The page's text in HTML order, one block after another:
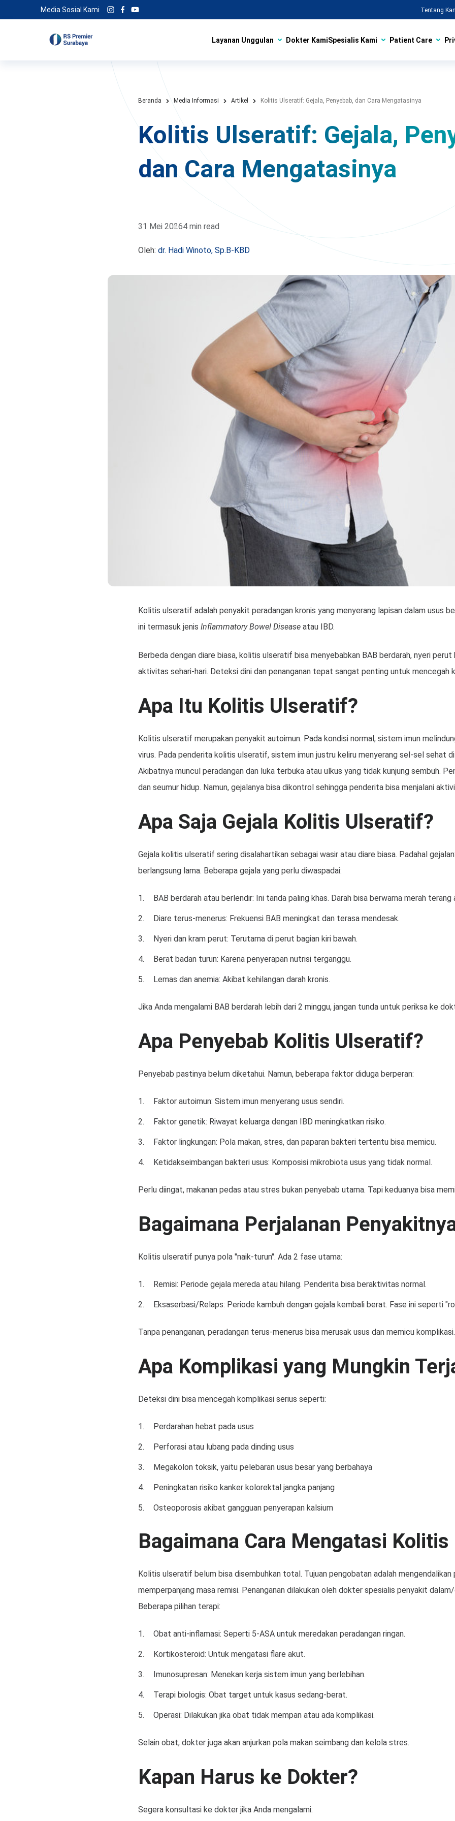
Media Sosial Kami Tentang
Layanan Unggulan Dokter KamiSpesialis Kami Patient Care
Beranda Media Informasi Artikel Kolitis Ulseratif: Gejala, Penyebab, dan Cara Mengatasinya
Kolitis Ulseratif: Gejala,
dan Cara Mengatasinya
31 Mei 20264 min read
Oleh: dr. Hadi Winoto, Sp.B-KBD
Kolitis ulseratif adalah penyakit peradangan kronis yang menyerang lapisan dalam usus
ini termasuk jenis Inflammatory Bowel Disease atau IBD.
Berbeda dengan diare biasa, kolitis ulseratif bisa menyebabkan BAB berdarah, nyeri
aktivitas sehari-hari. Deteksi dini dan penanganan tepat sangat penting untuk mencegah
Apa Itu Kolitis Ulseratif?
Kolitis ulseratif merupakan penyakit autoimun. Pada kondisi normal, sistem imun
virus. Pada penderita kolitis ulseratif, sistem imun justru keliru menyerang sel-sel sehat di
Akibatnya muncul peradangan dan luka terbuka atau ulkus yang tidak kunjung sembuh.
dan seumur hidup. Namun, gejalanya bisa dikontrol sehingga penderita bisa menjalani
Apa Saja Gejala Kolitis Ulseratif?
Gejala kolitis ulseratif sering disalahartikan sebagai wasir atau diare biasa. Padahal
berlangsung lama. Beberapa gejala yang perlu diwaspadai:
BAB berdarah atau berlendir: Ini tanda paling khas. Darah bisa berwarna merah terang
Diare terus-menerus: Frekuensi BAB meningkat dan terasa mendesak.
Nyeri dan kram perut: Terutama di perut bagian kiri bawah.
Berat badan turun: Karena penyerapan nutrisi terganggu.
Lemas dan anemia: Akibat kehilangan darah kronis.
Jika Anda mengalami BAB berdarah lebih dari 2 minggu, jangan tunda untuk periksa ke
Apa Penyebab Kolitis Ulseratif?
Penyebab pastinya belum diketahui. Namun, beberapa faktor diduga berperan:
Faktor autoimun: Sistem imun menyerang usus sendiri.
Faktor genetik: Riwayat keluarga dengan IBD meningkatkan risiko.
Faktor lingkungan: Pola makan, stres, dan paparan bakteri tertentu bisa memicu.
Ketidakseimbangan bakteri usus: Komposisi mikrobiota usus yang tidak normal.
Perlu diingat, makanan pedas atau stres bukan penyebab utama. Tapi keduanya bisa
Bagaimana Perjalanan
Kolitis ulseratif punya pola "naik-turun". Ada 2 fase utama:
Remisi: Periode gejala mereda atau hilang. Penderita bisa beraktivitas normal.
Eksaserbasi/Relaps: Periode kambuh dengan gejala kembali berat. Fase ini seperti
Tanpa penanganan, peradangan terus-menerus bisa merusak usus dan memicu komplikasi.
Apa Komplikasi yang Mungkin
Deteksi dini bisa mencegah komplikasi serius seperti:
Perdarahan hebat pada usus
Perforasi atau lubang pada dinding usus
Megakolon toksik, yaitu pelebaran usus besar yang berbahaya
Peningkatan risiko kanker kolorektal jangka panjang
Osteoporosis akibat gangguan penyerapan kalsium
Bagaimana Cara Mengatasi
Kolitis ulseratif belum bisa disembuhkan total. Tujuan pengobatan adalah mengendalikan
memperpanjang masa remisi. Penanganan dilakukan oleh dokter spesialis penyakit
Beberapa pilihan terapi:
Obat anti-inflamasi: Seperti 5-ASA untuk meredakan peradangan ringan.
Kortikosteroid: Untuk mengatasi flare akut.
Imunosupresan: Menekan kerja sistem imun yang berlebihan.
Terapi biologis: Obat target untuk kasus sedang-berat.
Operasi: Dilakukan jika obat tidak mempan atau ada komplikasi.
Selain obat, dokter juga akan anjurkan pola makan seimbang dan kelola stres.
Kapan Harus ke Dokter?
Segera konsultasi ke dokter jika Anda mengalami: